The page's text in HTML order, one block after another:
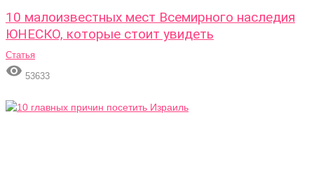
10 малоизвестных мест Всемирного наследия
ЮНЕСКО, которые стоит увидеть
Статья
 53633